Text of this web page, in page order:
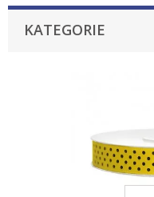
KATEGORIE